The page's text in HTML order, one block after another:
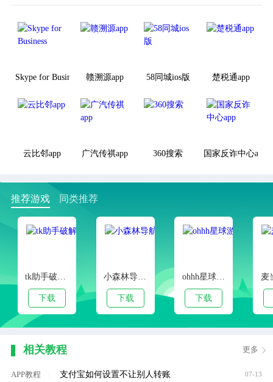
Skype for Business 赣溯源app 58同城ios版 楚税通app
云比邻app 广汽传祺app 360搜索 国家反诈中心app
推荐游戏 同类推荐
下载 下载
ohhh星球游戏盒子
下载
麦
相关教程 更多
APP教程 支付宝如何设置不让别人转账 07-13